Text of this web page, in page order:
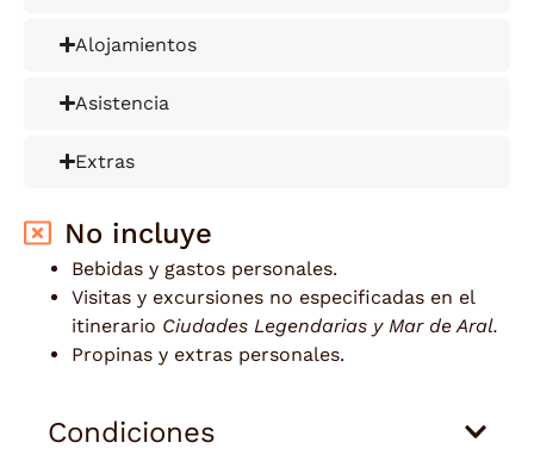
Alojamientos
Asistencia
Extras
No incluye
Bebidas y gastos personales.
Visitas y excursiones no especificadas en el
itinerario Ciudades Legendarias y Mar de Aral.
Propinas y extras personales.
Condiciones